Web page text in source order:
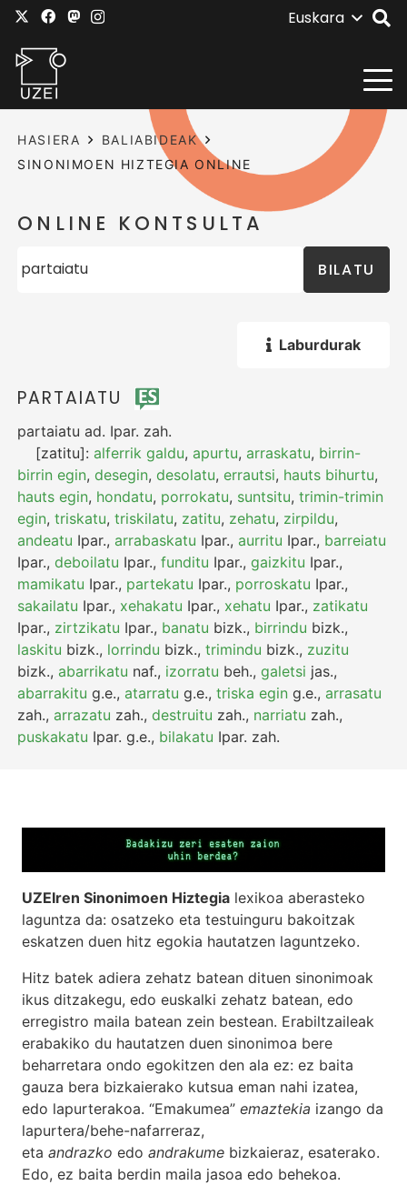
Euskara
HASIERA
BALIABIDEAK
SINONIMOEN HIZTEGIA ONLINE
ONLINE KONTSULTA
BILATU
Laburdurak
PARTAIATU
partaiatu ad. Ipar. zah.
[zatitu]:alferrik galdu,apurtu,arraskatu, birrin-
birrin egin,desegin,desolatu,errautsi, hauts bihurtu,
hauts egin, hondatu, porrokatu, suntsitu,trimin-trimin
egin,triskatu,triskilatu, zatitu, zehatu, zirpildu,
andeatu Ipar.,arrabaskatu Ipar.,aurritu Ipar., barreiatu
Ipar.,deboilatu Ipar.,funditu Ipar.,gaizkitu Ipar.,
mamikatu Ipar., partekatu Ipar., porroskatu Ipar.,
sakailatu Ipar., xehakatu Ipar., xehatu Ipar., zatikatu
Ipar., zirtzikatu Ipar., banatu bizk., birrindu bizk.,
laskitu bizk., lorrindu bizk.,trimindu bizk., zuzitu
bizk.,abarrikatu naf., izorratu beh.,galetsi jas.,
abarrakitu g.e.,atarratu g.e.,triska egin g.e.,arrasatu
zah.,arrazatu zah.,destruitu zah., narriatu zah.,
puskakatu Ipar. g.e., bilakatu Ipar. zah.
UZEIren Sinonimoen Hiztegia lexikoa aberasteko
laguntza da: osatzeko eta testuinguru bakoitzak
eskatzen duen hitz egokia hautatzen laguntzeko.
Hitz batek adiera zehatz batean dituen sinonimoak
ikus ditzakegu, edo euskalki zehatz batean, edo
erregistro maila batean zein bestean. Erabiltzaileak
erabakiko du hautatzen duen sinonimoa bere
beharretara ondo egokitzen den ala ez: ez baita
gauza bera bizkaierako kutsua eman nahi izatea,
edo lapurterakoa. “Emakumea” emaztekia izango da
lapurtera/behe-nafarreraz,
eta andrazko edo andrakume bizkaieraz, esaterako.
Edo, ez baita berdin maila jasoa edo behekoa.